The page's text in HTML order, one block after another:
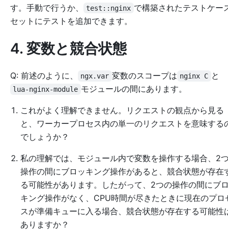
す。手動で行うか、
test::nginx で構築されたテストケー
セットにテストを追加できます。
4. 変数と競合状態
Q: 前述のように、 ngx.var 変数のスコープは nginx C と
lua-nginx-module モジュールの間にあります。
これがよく理解できません。リクエストの観点から見る
と、ワーカープロセス内の単一のリクエストを意味する
でしょうか？
私の理解では、モジュール内で変数を操作する場合、2
操作の間にブロッキング操作があると、競合状態が存在
る可能性があります。したがって、2つの操作の間にブ
キング操作がなく、CPU時間が尽きたときに現在のプロ
スが準備キューに入る場合、競合状態が存在する可能性
ありますか？